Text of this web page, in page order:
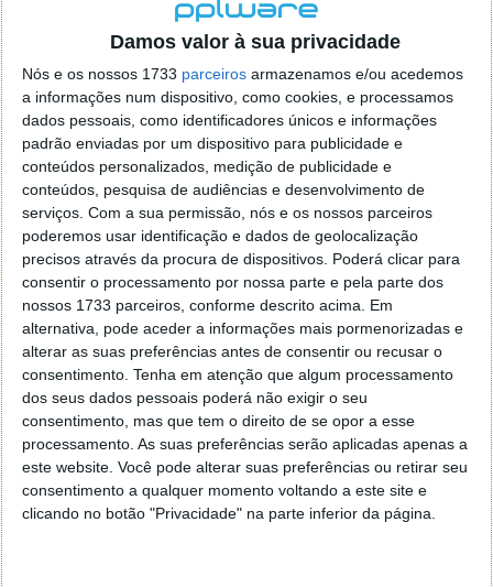
Damos valor à sua privacidade
Nós e os nossos 1733 parceiros armazenamos e/ou acedemos
a informações num dispositivo, como cookies, e processamos
dados pessoais, como identificadores únicos e informações
padrão enviadas por um dispositivo para publicidade e
conteúdos personalizados, medição de publicidade e
conteúdos, pesquisa de audiências e desenvolvimento de
serviços. Com a sua permissão, nós e os nossos parceiros
poderemos usar identificação e dados de geolocalização
precisos através da procura de dispositivos. Poderá clicar para
consentir o processamento por nossa parte e pela parte dos
nossos 1733 parceiros, conforme descrito acima. Em
alternativa, pode aceder a informações mais pormenorizadas e
alterar as suas preferências antes de consentir ou recusar o
consentimento. Tenha em atenção que algum processamento
dos seus dados pessoais poderá não exigir o seu
consentimento, mas que tem o direito de se opor a esse
processamento. As suas preferências serão aplicadas apenas a
este website. Você pode alterar suas preferências ou retirar seu
consentimento a qualquer momento voltando a este site e
clicando no botão "Privacidade" na parte inferior da página.
depende do país, da cultura e da banda larga
disponível. Na Coreia do Sul, por exemplo, predomina
a utilização de aplicações de produtividade, devido à
valorização cultural do trabalho. Nos Estados Unidos,
o email é a principal função do smartphone. Na China,
a esmagadora maioria prefere os jogos. A Initiative
nota que, quanto mais maduros são os mercados,
maior a propensão para actividades sociais nos
smartphones, como o acesso a redes tipo Facebook.
E o uso do smartphone como meio de pagamento
está mesmo ao virar da esquina: 32% dos
consumidores norte--americanos já começaram a
fazê-lo. IOnline
Acha que este será um cenário que vai acontecer,
ou um smartphone nunca terá a capacidade de
substitui um PC no acesso a Internet?
Este artigo tem mais de um ano